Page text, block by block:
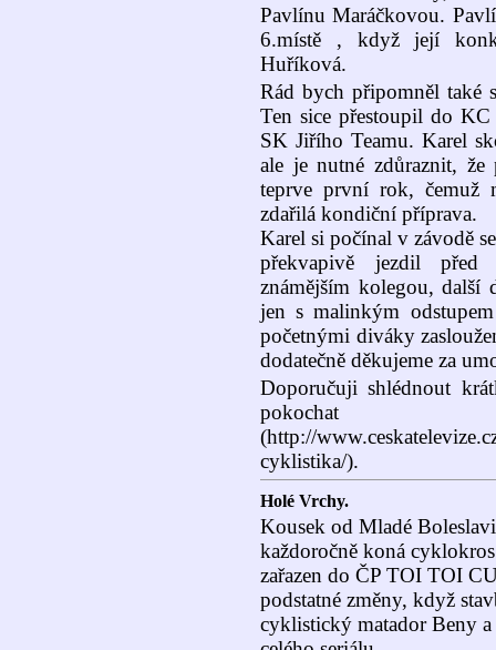
Pavlínu Maráčkovou.
6.místě , když její
Huříková.
Rád bych připomněl
Ten sice přestoupil do
SK Jiřího Teamu. Karel
ale je nutné zdůraznit,
teprve první rok, čemuž
zdařilá kondiční příprava.
Karel si počínal v závodě
překvapivě jezdil před
známějším kolegou,
jen s malinkým
početnými diváky
dodatečně děkujeme za
Doporučuji shlédnout
(http://
cyklistika/).
Holé Vrchy.
Kousek od Mladé
každoročně koná
zařazen do ČP TOI TOI
podstatné změny, když
cyklistický matador Beny a